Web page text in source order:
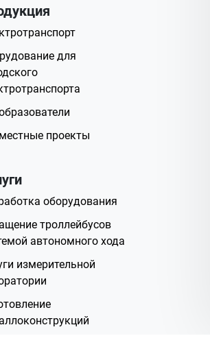
для
проекты
оборудования
троллейбусов
автономного хода
измерительной